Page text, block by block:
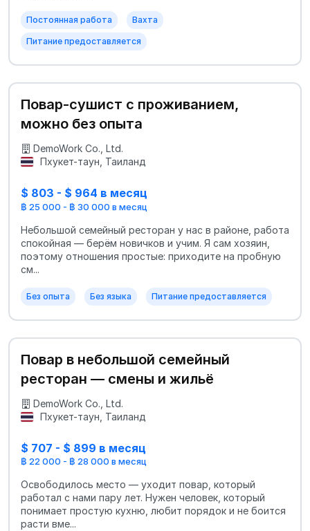
Постоянная работа Вахта
Питание предоставляется
Повар‑сушист с проживанием,
можно без опыта
DemoWork Co., Ltd.
Пхукет-таун, Таиланд
$ 803 - $ 964 в месяц
฿ 25 000 - ฿ 30 000 в месяц
Небольшой семейный ресторан у нас в районе, работа
спокойная — берём новичков и учим. Я сам хозяин,
поэтому отношения простые: приходите на пробную
см...
Без опыта Без языка Питание предоставляется
Повар в небольшой семейный
ресторан — смены и жильё
DemoWork Co., Ltd.
Пхукет-таун, Таиланд
$ 707 - $ 899 в месяц
฿ 22 000 - ฿ 28 000 в месяц
Освободилось место — уходит повар, который
работал с нами пару лет. Нужен человек, который
понимает простую кухню, любит порядок и не боится
расти вме...